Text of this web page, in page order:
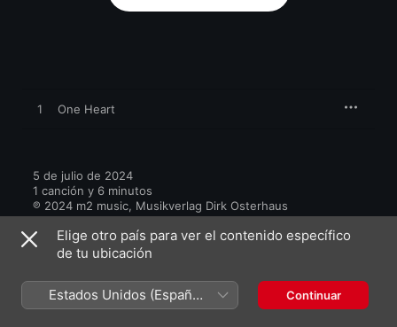
1 One Heart
5 de julio de 2024
1 canción y 6 minutos
℗ 2024 m2 music, Musikverlag Dirk Osterhaus
Más de Epitaph
Elige otro país para ver el contenido específico
de tu ubicación
Estados Unidos (Español
México)
Continuar